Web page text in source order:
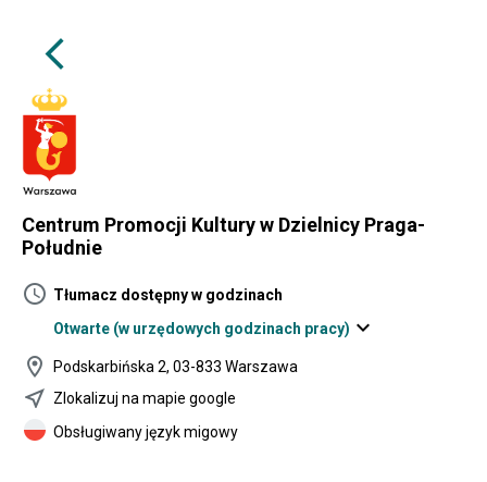
arrow_back_ios
Centrum Promocji Kultury w Dzielnicy Praga-
Południe
schedule Tłumacz dostępny w godzinach
Otwarte (w urzędowych godzinach pracy) expand_more
location_on
Podskarbińska 2, 03-833 Warszawa
near_me Zlokalizuj na mapie google
Obsługiwany język migowy